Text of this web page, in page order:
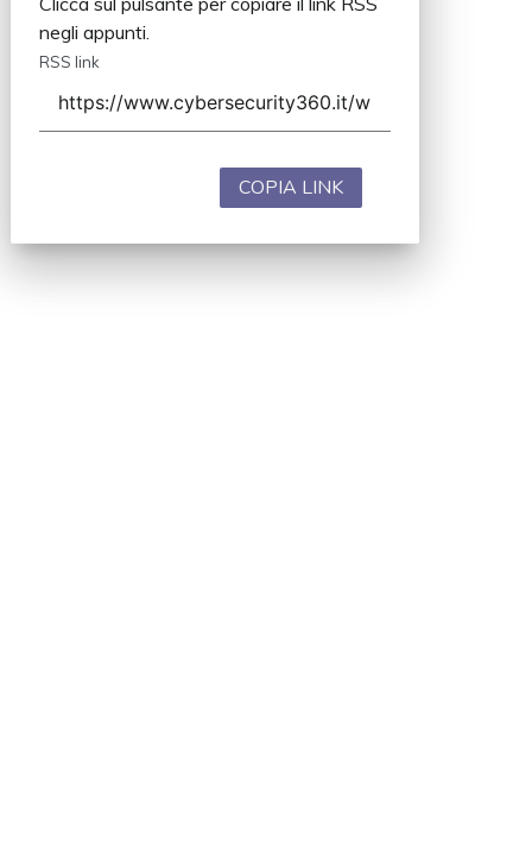
negli appunti.
RSS link
COPIA LINK